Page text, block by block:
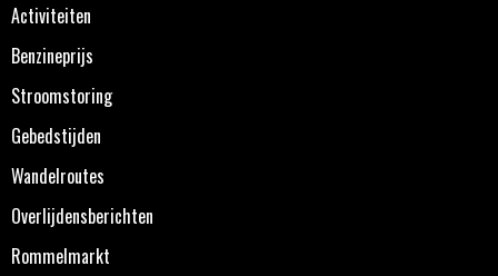
Activiteiten
Benzineprijs
Stroomstoring
Gebedstijden
Wandelroutes
Overlijdensberichten
Rommelmarkt